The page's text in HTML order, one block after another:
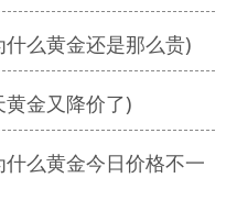
么黄金还是那么贵)
金又降价了)
么黄金今日价格不一